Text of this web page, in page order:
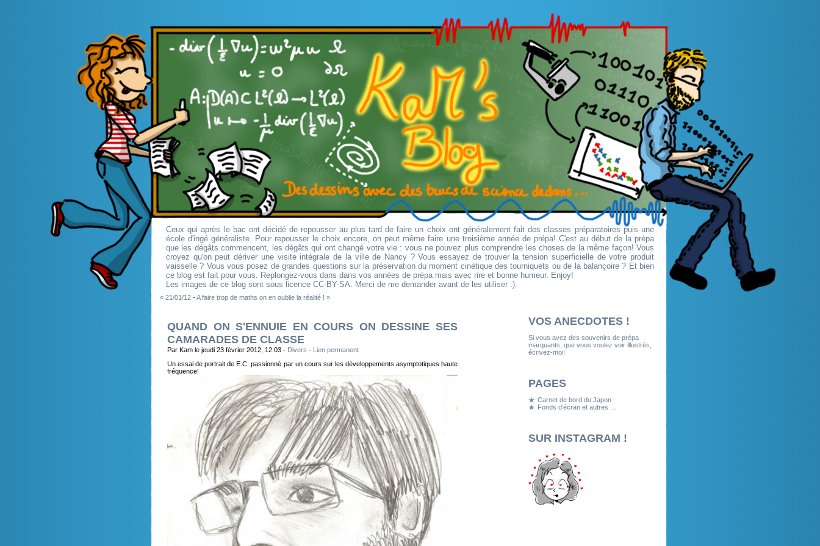
Ceux qui après le bac ont décidé de repousser au plus tard de faire un choix ont généralement fait des classes préparatoires puis une
école d'ingé généraliste. Pour repousser le choix encore, on peut même faire une troisième année de prépa! C'est au début de la prépa
que les dégâts commencent, les dégâts qui ont changé votre vie : vous ne pouvez plus comprendre les choses de la même façon! Vous
croyez qu'on peut dériver une visite intégrale de la ville de Nancy ? Vous essayez de trouver la tension superficielle de votre produit
vaisselle ? Vous vous posez de grandes questions sur la préservation du moment cinétique des tourniquets ou de la balançoire ? Et bien
ce blog est fait pour vous. Replongez-vous dans dans vos années de prépa mais avec rire et bonne humeur. Enjoy!
Les images de ce blog sont sous licence CC-BY-SA. Merci de me demander avant de les utiliser :).
« 21/01/12 -A faire trop de maths on en oublie la réalité ! »
QUAND ON S'ENNUIE EN COURS ON DESSINE SES
CAMARADES DE CLASSE
Par Kam le jeudi 23 février 2012, 12:03 - Divers - Lien permanent
Un essai de portrait de E.C. passionné par un cours sur les développements asymptotiques haute
fréquence!
VOS ANECDOTES !
Si vous avez des souvenirs de prépa
marquants, que vous voulez voir illustrés,
écrivez-moi!
PAGES
Carnet de bord du Japon
Fonds d'écran et autres ...
SUR INSTAGRAM !